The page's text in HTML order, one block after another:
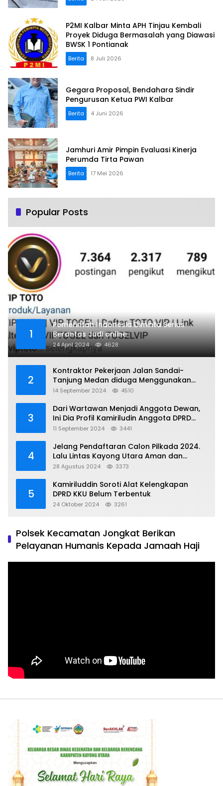
P2MI Kalbar Minta APH Tinjau Kembali
Proyek Diduga Bermasalah yang Diawasi
BWSK 1 Pontianak
Berita 8 Juli 2026
Gegara Proposal, Bendahara Sindir
Pengurusan Ketua PWI Kalbar
Berita 4 Juni 2026
Jamhuri Amir Pimpin Evaluasi Kinerja
Perumda Tirta Pawan
Berita 17 Mei 2026
Popular Posts
1
Pemerintah Indonesia Diminta Serius
Berantas Judi online
24 April 2024 4628
2
Kontraktor Pekerjaan Jalan Sandai-
Tanjung Medan diduga Menggunakan
Matrial Tanah tak Berizin Resmi
14 September 2024 4510
3
Dari Wartawan Menjadi Anggota Dewan,
Ini Dia Profil Kamiriludin Anggota DPRD
Dapil 1 KKU
11 September 2024 3441
4
Jelang Pendaftaran Calon Pilkada 2024.
Lalu Lintas Kayong Utara Aman dan
Kondusif
28 Agustus 2024 3373
5
Kamiriluddin Soroti Alat Kelengkapan
DPRD KKU Belum Terbentuk
24 Oktober 2024 3261
Polsek Kecamatan Jongkat Berikan
Pelayanan Humanis Kepada Jamaah Haji